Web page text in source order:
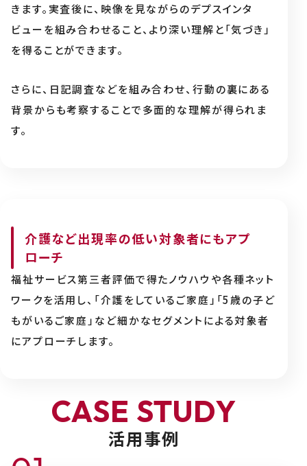
きます。実査後に、映像を見ながらのデプスインタ
ビューを組み合わせること、より深い理解と「気づき」
を得ることができます。
さらに、日記調査などを組み合わせ、行動の裏にある
背景からも考察することで多面的な理解が得られま
す。
介護など出現率の低い対象者にもアプ
ローチ
福祉サービス第三者評価で得たノウハウや各種ネット
ワークを活用し、「介護をしているご家庭」「5歳の子ど
もがいるご家庭」など細かなセグメントによる対象者
にアプローチします。
CASE STUDY
活用事例